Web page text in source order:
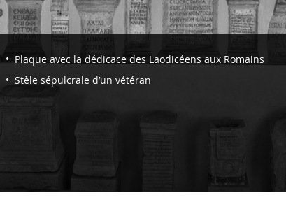
Navigazione
-
Section
Inscriptions
grec
Plaque avec la dédicace des Laodicéens aux Romains
Stèle sépulcrale d’un vétéran